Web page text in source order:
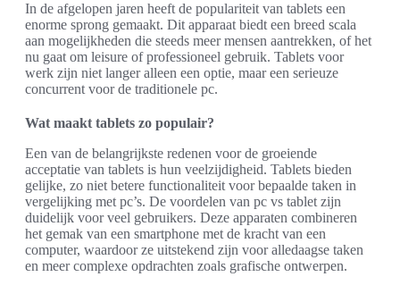
In de afgelopen jaren heeft de populariteit van tablets een
enorme sprong gemaakt. Dit apparaat biedt een breed scala
aan mogelijkheden die steeds meer mensen aantrekken, of het
nu gaat om leisure of professioneel gebruik. Tablets voor
werk zijn niet langer alleen een optie, maar een serieuze
concurrent voor de traditionele pc.
Wat maakt tablets zo populair?
Een van de belangrijkste redenen voor de groeiende
acceptatie van tablets is hun veelzijdigheid. Tablets bieden
gelijke, zo niet betere functionaliteit voor bepaalde taken in
vergelijking met pc’s. De voordelen van pc vs tablet zijn
duidelijk voor veel gebruikers. Deze apparaten combineren
het gemak van een smartphone met de kracht van een
computer, waardoor ze uitstekend zijn voor alledaagse taken
en meer complexe opdrachten zoals grafische ontwerpen.